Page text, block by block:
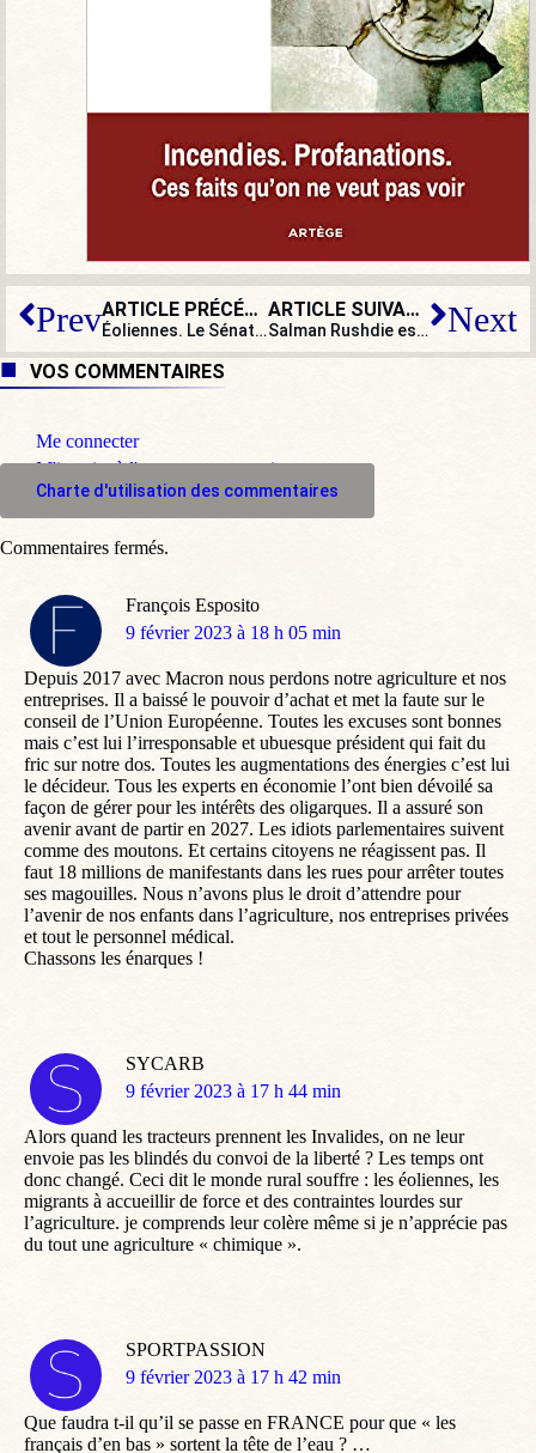
Prev ARTICLE PRÉCÉDENT
Éoliennes. Le Sénat vote massivement leur implantation : a-t-il trahi la France rurale ?
ARTICLE SUIVANT
Salman Rushdie est borgne, les islamo-béats aveugles Next
VOS COMMENTAIRES
Me connecter
M'inscrire à l'espace commentaire
Charte d'utilisation des commentaires
François Esposito
dit
9 février 2023 à 18 h 05 min
Depuis 2017 avec Macron nous perdons notre agriculture et nos
entreprises. Il a baissé le pouvoir d’achat et met la faute sur le
conseil de l’Union Européenne. Toutes les excuses sont bonnes
mais c’est lui l’irresponsable et ubuesque président qui fait du
fric sur notre dos. Toutes les augmentations des énergies c’est lui
le décideur. Tous les experts en économie l’ont bien dévoilé sa
façon de gérer pour les intérêts des oligarques. Il a assuré son
avenir avant de partir en 2027. Les idiots parlementaires suivent
comme des moutons. Et certains citoyens ne réagissent pas. Il
faut 18 millions de manifestants dans les rues pour arrêter toutes
ses magouilles. Nous n’avons plus le droit d’attendre pour
l’avenir de nos enfants dans l’agriculture, nos entreprises privées
et tout le personnel médical.
Chassons les énarques !
SYCARB
dit
9 février 2023 à 17 h 44 min
Alors quand les tracteurs prennent les Invalides, on ne leur
envoie pas les blindés du convoi de la liberté ? Les temps ont
donc changé. Ceci dit le monde rural souffre : les éoliennes, les
migrants à accueillir de force et des contraintes lourdes sur
l’agriculture. je comprends leur colère même si je n’apprécie pas
du tout une agriculture « chimique ».
SPORTPASSION
dit
9 février 2023 à 17 h 42 min
Que faudra t-il qu’il se passe en FRANCE pour que « les
français d’en bas » sortent la tête de l’eau ? …
Commentaires fermés.